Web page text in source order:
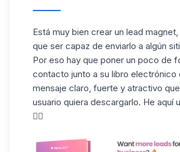
Está muy bien crear un lead
que ser capaz de enviarlo a algún
Por eso hay que poner un poco de
contacto junto a su libro electrónico
mensaje claro, fuerte y atractivo
usuario quiera descargarlo. He aquí
👇🏼